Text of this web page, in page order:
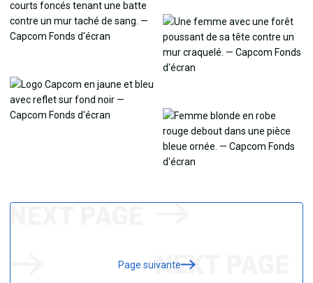
Page suivante